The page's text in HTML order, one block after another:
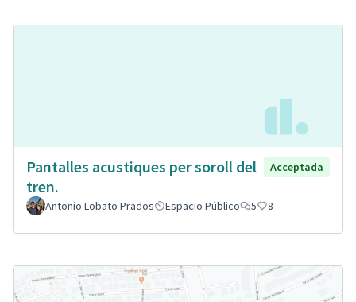
Pantalles acustiques per soroll del
tren.
Acceptada
Antonio Lobato Prados Espacio Público 5 8